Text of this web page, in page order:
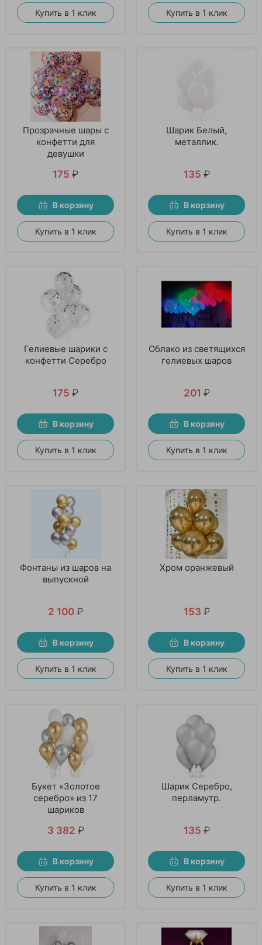
Купить в 1 клик Купить в 1 клик
Прозрачные шары с
конфетти для
девушки
175 ₽
В корзину
Купить в 1 клик
Шарик Белый,
металлик.
135 ₽
В корзину
Купить в 1 клик
Гелиевые шарики с
конфетти Серебро
175 ₽
В корзину
Купить в 1 клик
Облако из светящихся
гелиевых шаров
201 ₽
В корзину
Купить в 1 клик
Фонтаны из шаров на
выпускной
2 100 ₽
В корзину
Купить в 1 клик
Хром оранжевый
153 ₽
В корзину
Купить в 1 клик
Букет «Золотое
серебро» из 17
шариков
3 382 ₽
В корзину
Купить в 1 клик
Шарик Серебро,
перламутр.
135 ₽
В корзину
Купить в 1 клик